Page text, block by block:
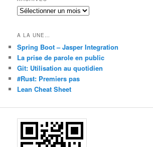
Archives
A LA UNE…
Spring Boot – Jasper Integration
La prise de parole en public
Git: Utilisation au quotidien
#Rust: Premiers pas
Lean Cheat Sheet